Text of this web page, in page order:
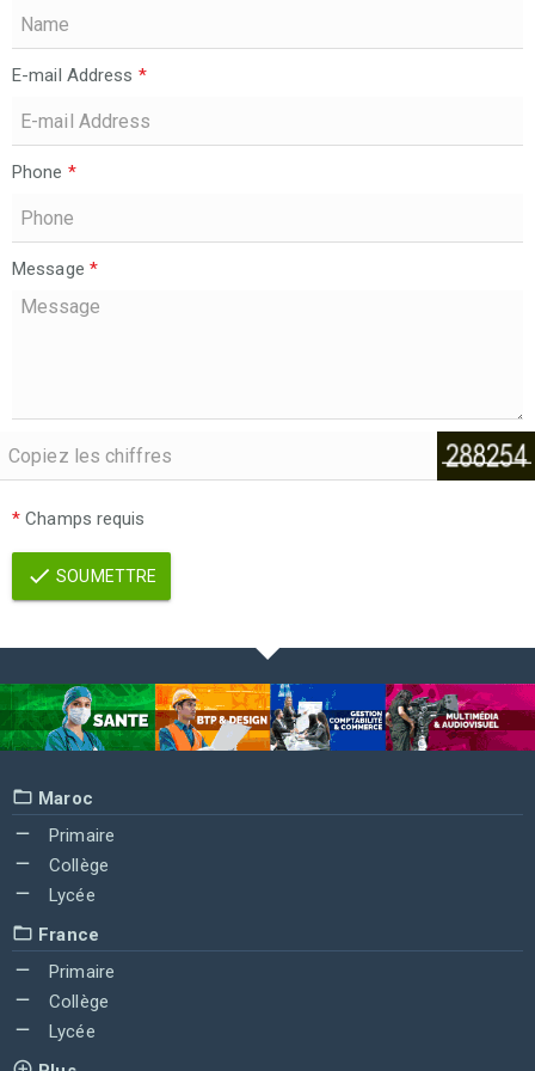
E-mail Address *
Phone *
Message *
* Champs requis
SOUMETTRE
Maroc
Primaire
Collège
Lycée
France
Primaire
Collège
Lycée